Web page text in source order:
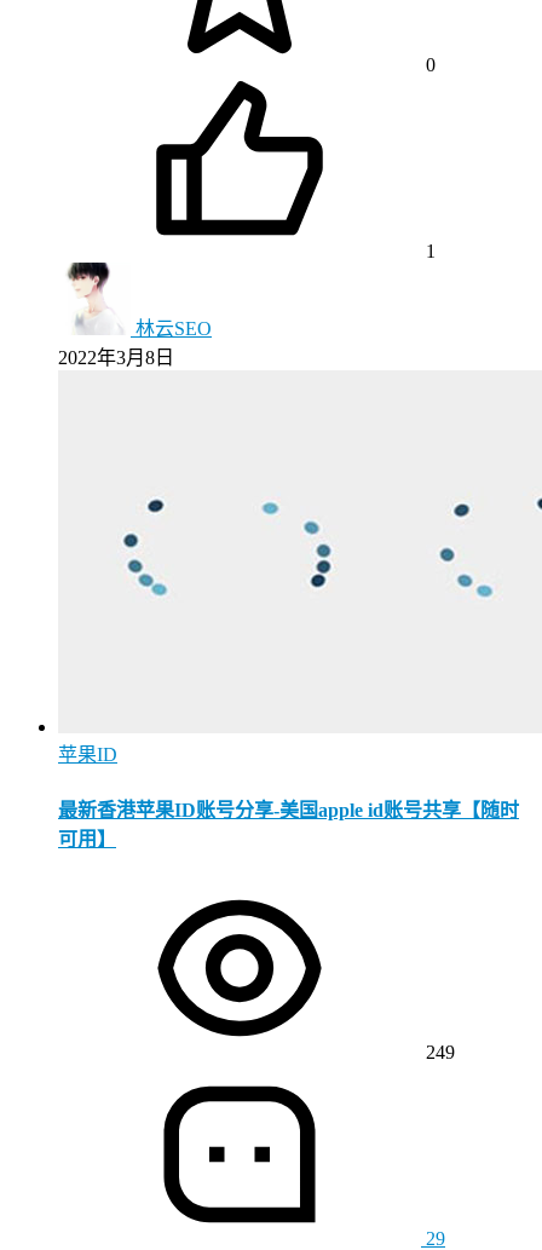
0
1
林云SEO
2022年3月8日
苹果ID
最新香港苹果ID账号分享-美国apple id账号共享【随时
可用】
249
29